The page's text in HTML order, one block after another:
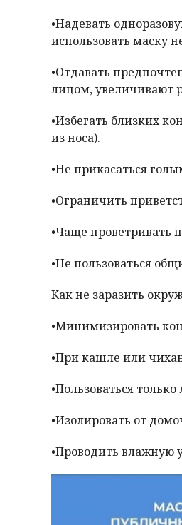
•Надевать
использовать маску
•Отдавать
лицом, увеличивают
•Избегать близких
из носа).
•Не прикасаться
•Ограничить
•Чаще проветривать
•Не пользоваться
Как не заразить
•Минимизировать
•При кашле или
•Пользоваться
•Изолировать от
•Проводить влажную